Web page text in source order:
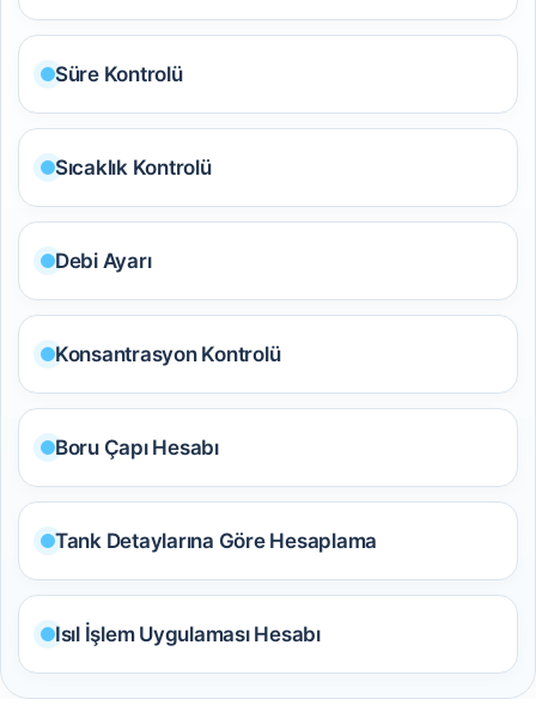
Süre Kontrolü
Sıcaklık Kontrolü
Debi Ayarı
Konsantrasyon Kontrolü
Boru Çapı Hesabı
Tank Detaylarına Göre Hesaplama
Isıl İşlem Uygulaması Hesabı